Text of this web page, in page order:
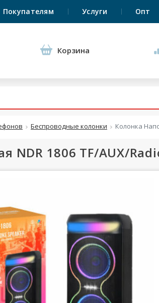
Покупателям Услуги Опт
Корзина
Беспроводные колонки Колонка
NDR 1806 TF/AUX/